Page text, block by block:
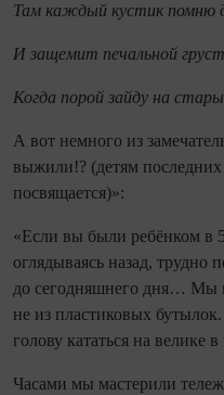
Там каждый кустик помню
И защемит печальной
Когда порой зайду на
А вот немного из
выжили!? (детям последних
посвящается)»:
«Если вы были ребёнком в
оглядываясь назад, трудно
до сегодняшнего дня… Мы
не из пластиковых
голову кататься на велике
Часами мы мастерили